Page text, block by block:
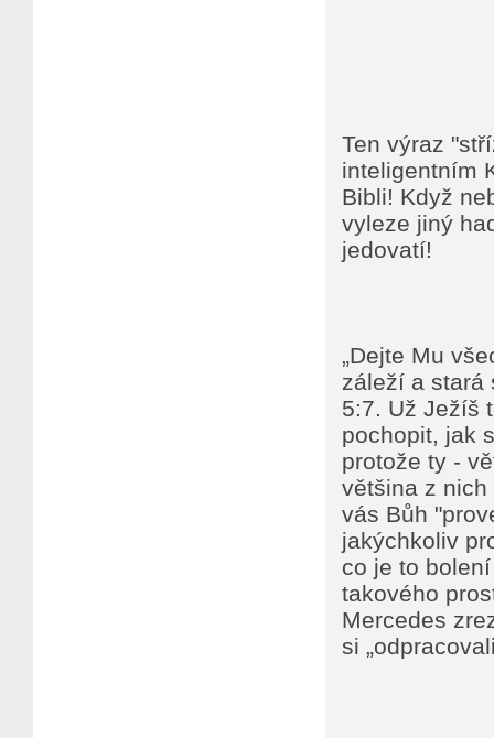
Ten výraz
inteligentním
Bibli! Když
vyleze jiný
jedovatí!
„Dejte Mu
záleží a stará
5:7. Už Ježíš
pochopit, jak
protože ty -
většina z
vás Bůh
jakýchkoliv
co je to
takového
Mercedes
si